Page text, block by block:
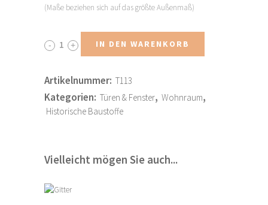
(Maße beziehen sich auf das größte Außenmaß)
HAUSTÜR IN DEN WARENKORB
Artikelnummer: T113
Kategorien: Türen & Fenster, Wohnraum,
Historische Baustoffe
Vielleicht mögen Sie auch...